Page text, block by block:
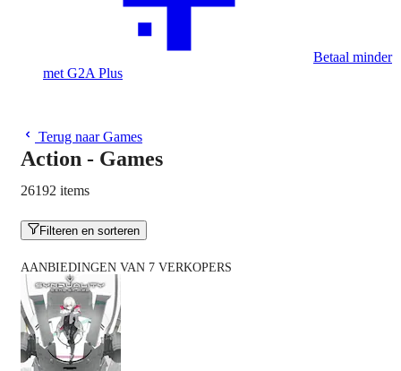
Betaal minder
met G2A Plus
Terug naar Games
Action - Games
26192 items
Filteren en sorteren
AANBIEDINGEN VAN 7 VERKOPERS